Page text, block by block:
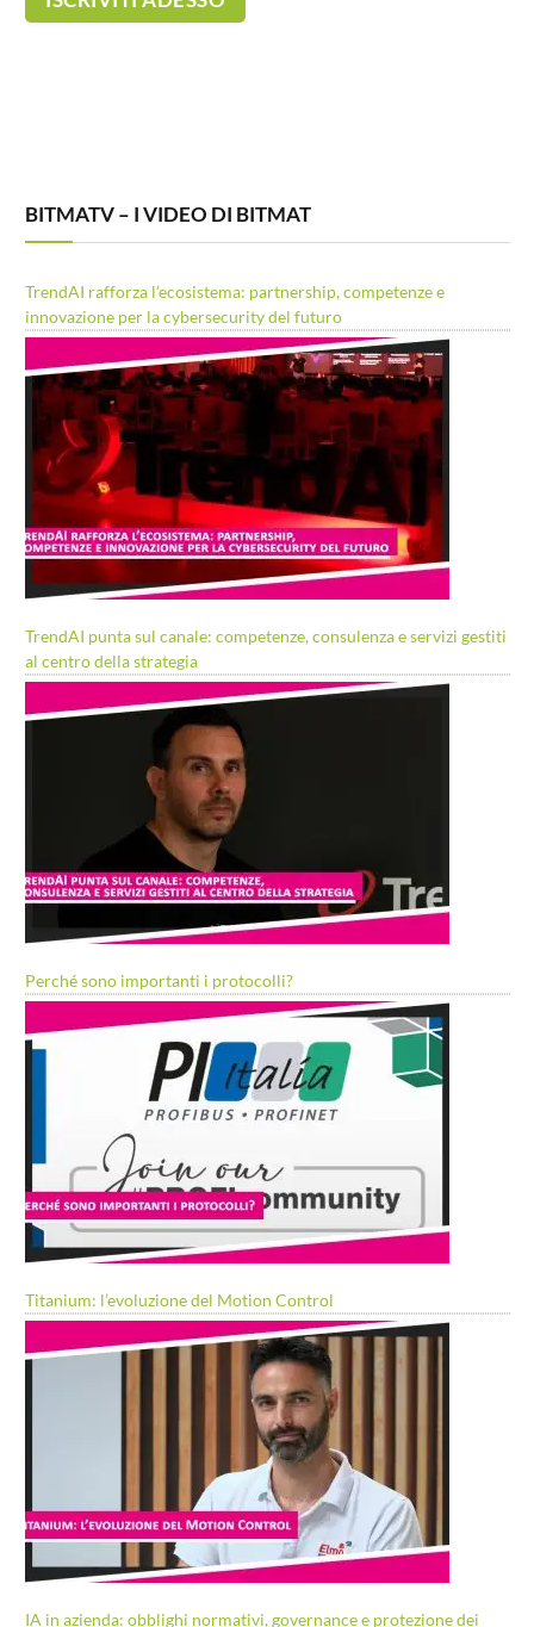
BITMATV – I VIDEO DI BITMAT
TrendAI rafforza l’ecosistema: partnership, competenze e
innovazione per la cybersecurity del futuro
TrendAI punta sul canale: competenze, consulenza e servizi gestiti
al centro della strategia
Perché sono importanti i protocolli?
Titanium: l’evoluzione del Motion Control
IA in azienda: obblighi normativi, governance e protezione dei